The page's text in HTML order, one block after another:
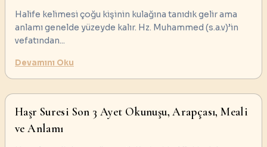
Halife kelimesi çoğu kişinin kulağına tanıdık gelir ama
anlamı genelde yüzeyde kalır. Hz. Muhammed (s.a.v)’in
vefatından...
Devamını Oku
Haşr Suresi Son 3 Ayet Okunuşu, Arapçası, Meali
ve Anlamı